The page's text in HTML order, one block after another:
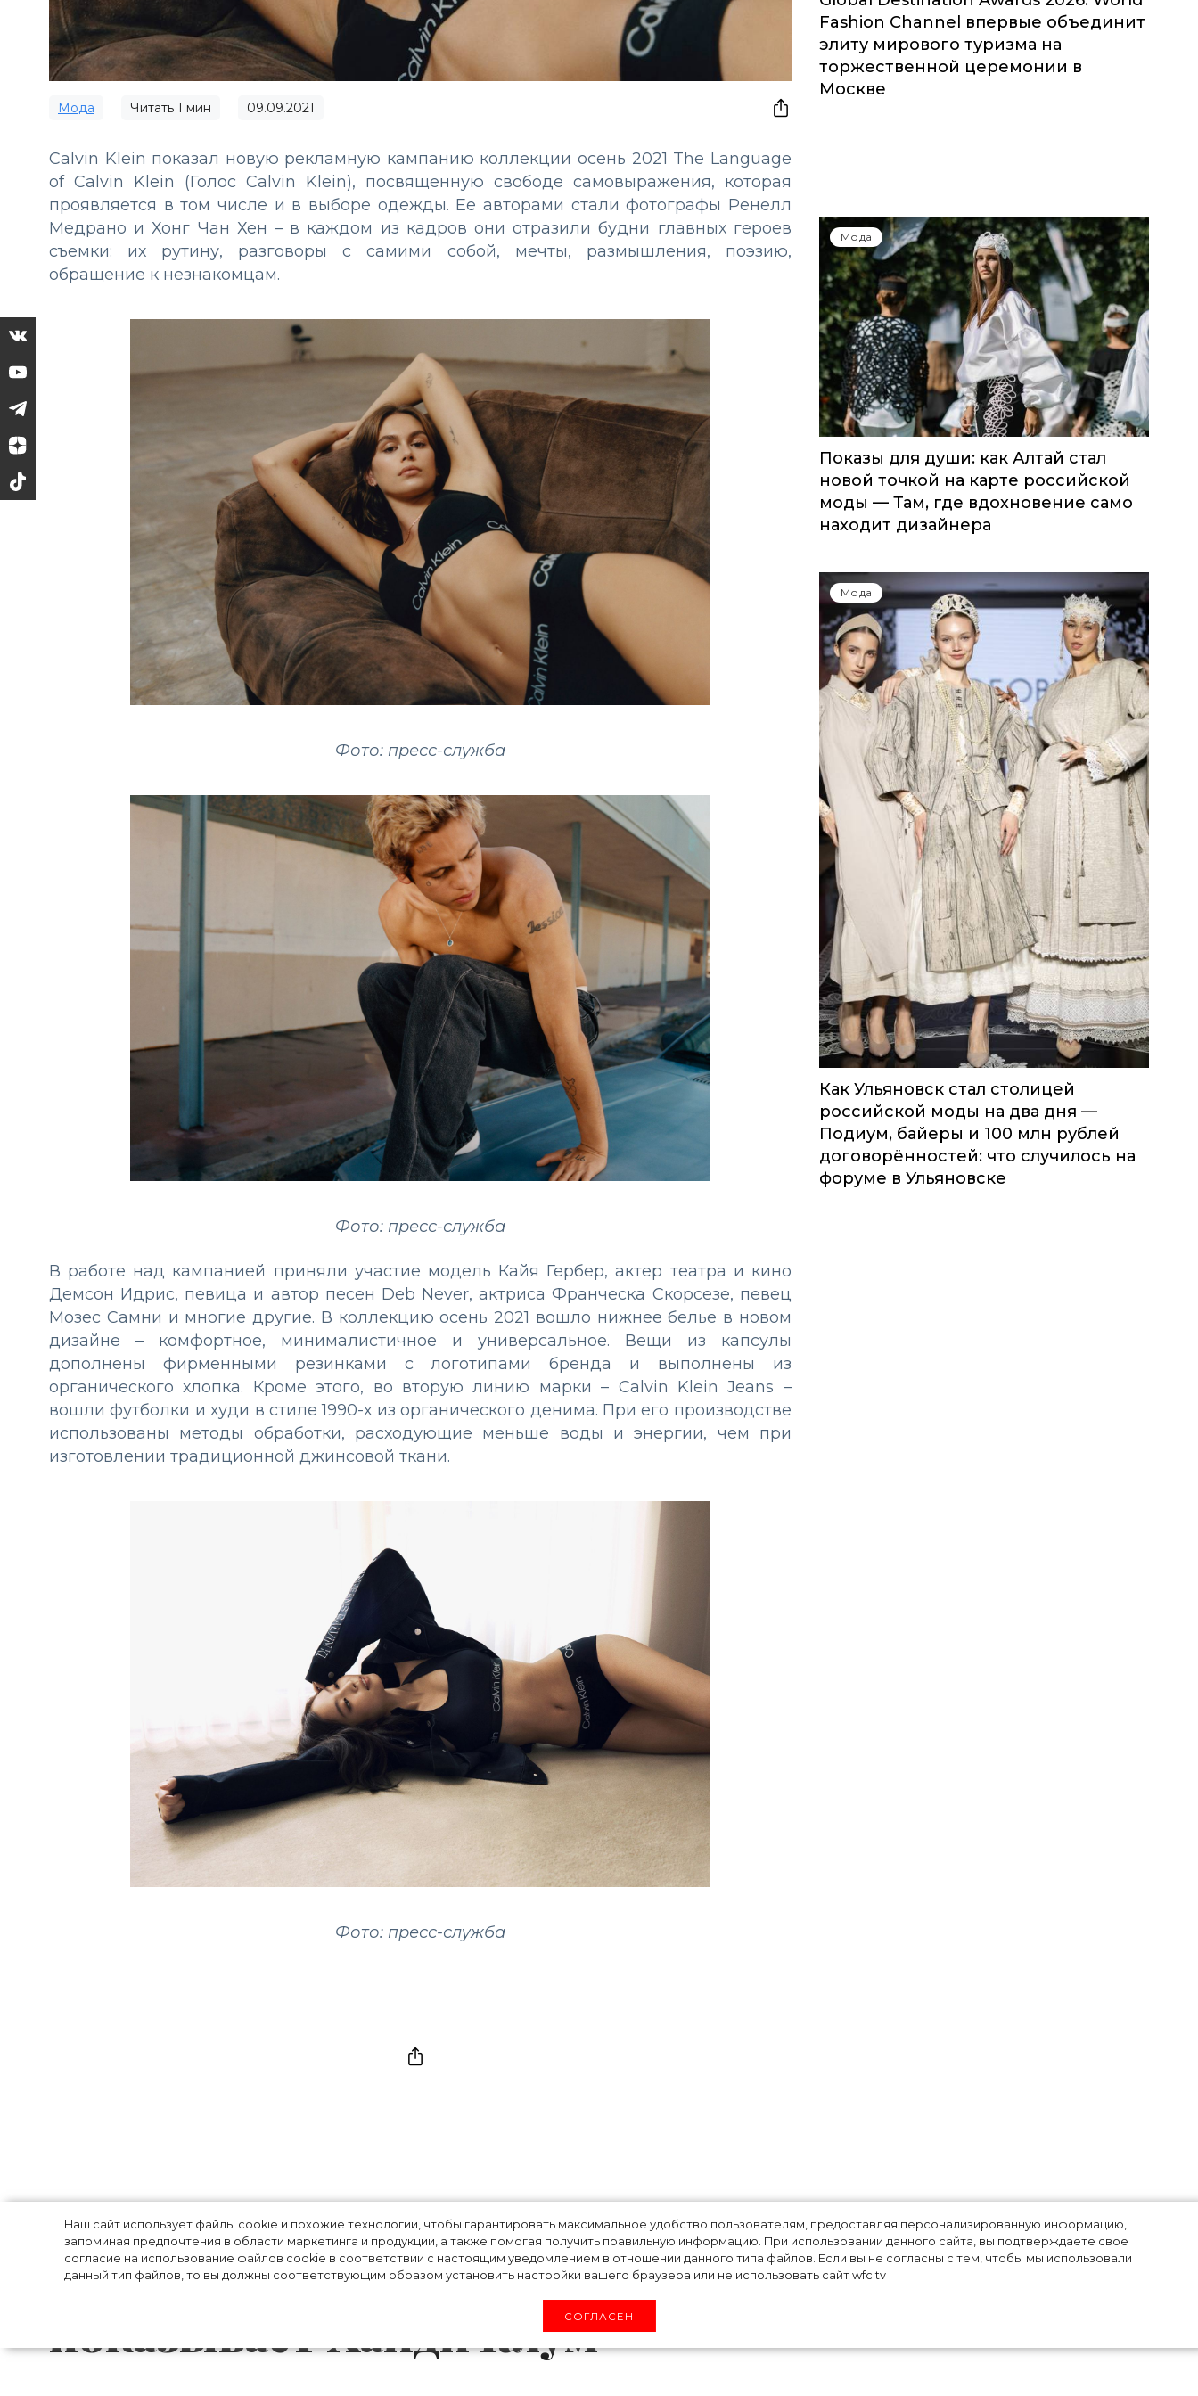
Наш сайт использует файлы cookie и похожие технологии, чтобы гарантировать максимальное удобство пользователям, предоставляя персонализированную информацию,
запоминая предпочтения в области маркетинга и продукции, а также помогая получить правильную информацию. При использовании данного сайта, вы подтверждаете свое
согласие на использование файлов cookie в соответствии с настоящим уведомлением в отношении данного типа файлов. Если вы не согласны с тем, чтобы мы использовали
данный тип файлов, то вы должны соответствующим образом установить настройки вашего браузера или не использовать сайт wfc.tv
СОГЛАСЕН
Мода Читать 1 мин 09.09.2021
Calvin Klein показал новую рекламную кампанию коллекции осень 2021 The Language
of Calvin Klein (Голос Calvin Klein), посвященную свободе самовыражения, которая
проявляется в том числе и в выборе одежды. Ее авторами стали фотографы Ренелл
Медрано и Хонг Чан Хен – в каждом из кадров они отразили будни главных героев
съемки: их рутину, разговоры с самими собой, мечты, размышления, поэзию,
обращение к незнакомцам.
Фото: пресс-служба
Фото: пресс-служба
В работе над кампанией приняли участие модель Кайя Гербер, актер театра и кино
Демсон Идрис, певица и автор песен Deb Never, актриса Франческа Скорсезе, певец
Мозес Самни и многие другие. В коллекцию осень 2021 вошло нижнее белье в новом
дизайне – комфортное, минималистичное и универсальное. Вещи из капсулы
дополнены фирменными резинками с логотипами бренда и выполнены из
органического хлопка. Кроме этого, во вторую линию марки – Calvin Klein Jeans –
вошли футболки и худи в стиле 1990-х из органического денима. При его производстве
использованы методы обработки, расходующие меньше воды и энергии, чем при
изготовлении традиционной джинсовой ткани.
Фото: пресс-служба
Fashion Channel впервые объединит
элиту мирового туризма на
торжественной церемонии в
Москве
Мода
Показы для души: как Алтай стал
новой точкой на карте российской
моды — Там, где вдохновение само
находит дизайнера
Мода
Как Ульяновск стал столицей
российской моды на два дня —
Подиум, байеры и 100 млн рублей
договорённостей: что случилось на
форуме в Ульяновске
Бра, выглядывающий из-под
одежды, – тренд нового сезона:
показывает Хайди Клум